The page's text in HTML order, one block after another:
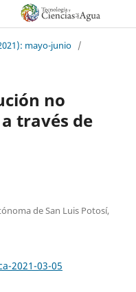
mayo-junio /
no
través de
de San Luis Potosí,
2021-03-05